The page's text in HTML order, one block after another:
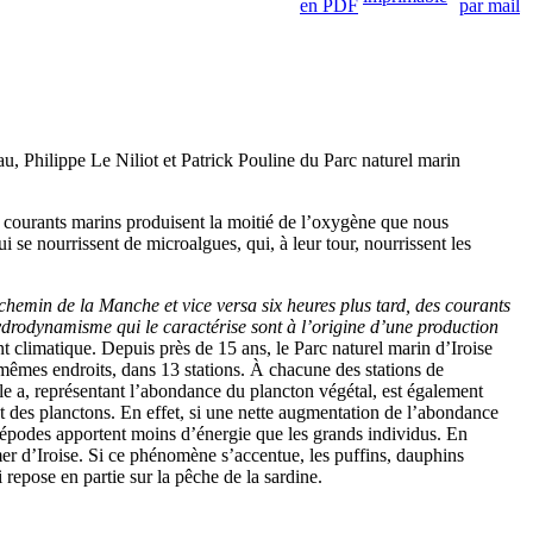
Philippe Le Niliot et Patrick Pouline du Parc naturel marin
marins produisent la moitié de l’oxygène que nous
se nourrissent de microalgues, qui, à leur tour, nourrissent les
de la Manche et vice versa six heures plus tard, des courants
qui le caractérise sont à l’origine d’une production
climatique. Depuis près de 15 ans, le Parc naturel marin d’Iroise
endroits, dans 13 stations. À chacune des stations de
représentant l’abondance du plancton végétal, est également
planctons. En effet, si une nette augmentation de l’abondance
apportent moins d’énergie que les grands individus. En
d’Iroise. Si ce phénomène s’accentue, les puffins, dauphins
en partie sur la pêche de la sardine.